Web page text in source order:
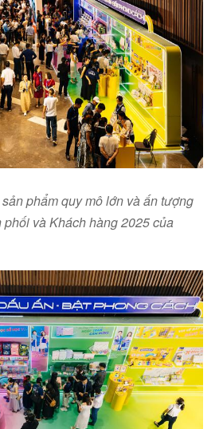
phẩm quy mô lớn và ấn tượng
và Khách hàng 2025 của